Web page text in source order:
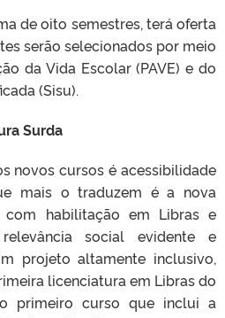
de oito semestres, terá oferta
serão selecionados por meio
da Vida Escolar (PAVE) e do
(Sisu).
Surda
novos cursos é acessibilidade
mais o traduzem é a nova
com habilitação em Libras e
social evidente e
projeto altamente inclusivo,
licenciatura em Libras do
primeiro curso que inclui a